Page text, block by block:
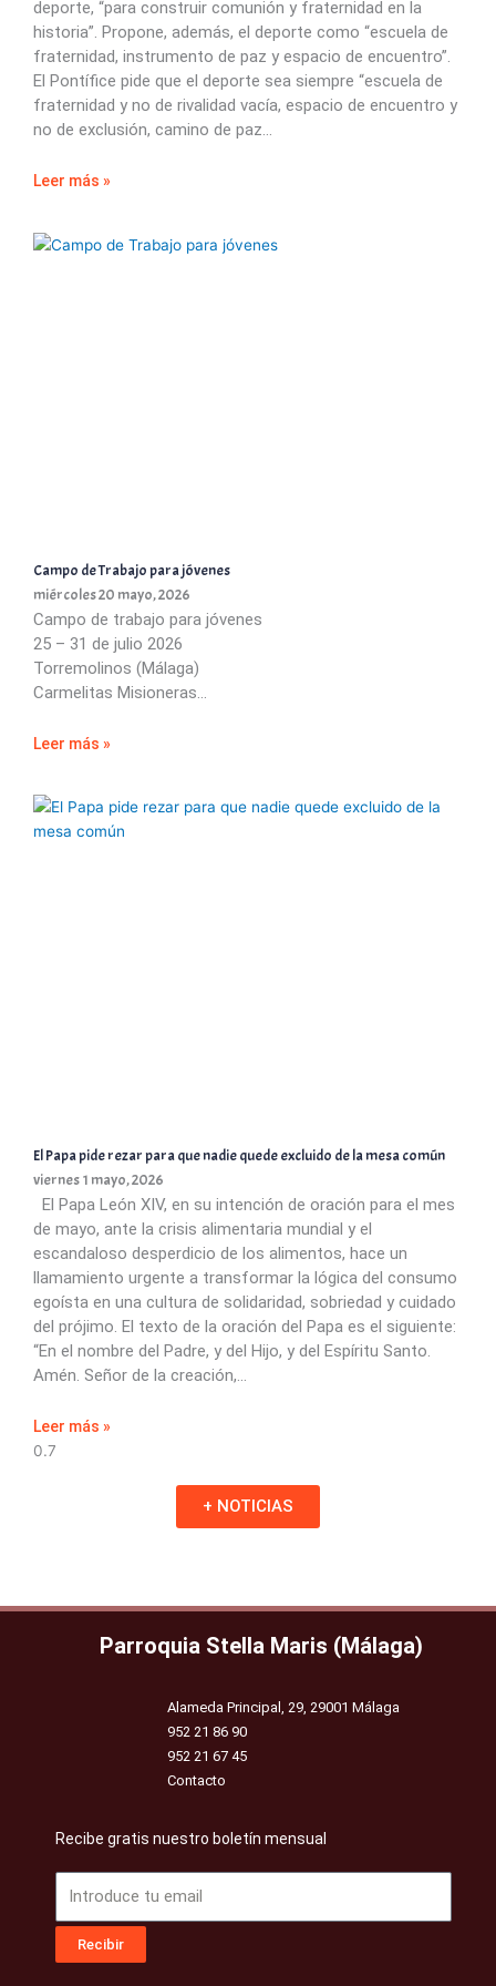
deporte, “para construir comunión y fraternidad en la
historia”. Propone, además, el deporte como “escuela de
fraternidad, instrumento de paz y espacio de encuentro”.
El Pontífice pide que el deporte sea siempre “escuela de
fraternidad y no de rivalidad vacía, espacio de encuentro y
no de exclusión, camino de paz
Leer más »
Campo de Trabajo para jóvenes
miércoles 20 mayo, 2026
Campo de trabajo para jóvenes
25 – 31 de julio 2026
Torremolinos (Málaga)
Carmelitas Misioneras
Leer más »
El Papa pide rezar para que nadie quede excluido de la mesa común
viernes 1 mayo, 2026
El Papa León XIV, en su intención de oración para el mes
de mayo, ante la crisis alimentaria mundial y el
escandaloso desperdicio de los alimentos, hace un
llamamiento urgente a transformar la lógica del consumo
egoísta en una cultura de solidaridad, sobriedad y cuidado
del prójimo. El texto de la oración del Papa es el siguiente:
“En el nombre del Padre, y del Hijo, y del Espíritu Santo.
Amén. Señor de la creación,
Leer más »
+ NOTICIAS
Parroquia Stella Maris (Málaga)
Alameda Principal, 29, 29001 Málaga
952 21 86 90
952 21 67 45
Contacto
Recibe gratis nuestro boletín mensual
Recibir